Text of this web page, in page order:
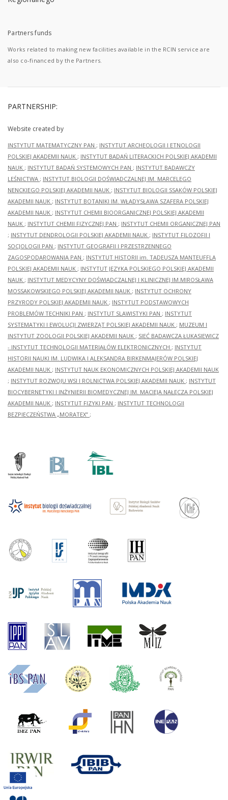
Partners funds
Works related to making new facilities available in the RCIN service are
also co-financed by the Partners.
PARTNERSHIP:
Website created by
INSTYTUT MATEMATYCZNY PAN ; INSTYTUT ARCHEOLOGII I ETNOLOGII
POLSKIEJ AKADEMII NAUK ; INSTYTUT BADAŃ LITERACKICH POLSKIEJ AKADEMII
NAUK ; INSTYTUT BADAŃ SYSTEMOWYCH PAN ; INSTYTUT BADAWCZY
LEŚNICTWA ; INSTYTUT BIOLOGII DOŚWIADCZALNEJ IM. MARCELEGO
NENCKIEGO POLSKIEJ AKADEMII NAUK ; INSTYTUT BIOLOGII SSAKÓW POLSKIEJ
AKADEMII NAUK ; INSTYTUT BOTANIKI IM. WŁADYSŁAWA SZAFERA POLSKIEJ
AKADEMII NAUK ; INSTYTUT CHEMII BIOORGANICZNEJ POLSKIEJ AKADEMII
NAUK ; INSTYTUT CHEMII FIZYCZNEJ PAN ; INSTYTUT CHEMII ORGANICZNEJ PAN
; INSTYTUT DENDROLOGII POLSKIEJ AKADEMII NAUK ; INSTYTUT FILOZOFII I
SOCJOLOGII PAN ; INSTYTUT GEOGRAFII I PRZESTRZENNEGO
ZAGOSPODAROWANIA PAN ; INSTYTUT HISTORII im. TADEUSZA MANTEUFFLA
POLSKIEJ AKADEMII NAUK ; INSTYTUT JĘZYKA POLSKIEGO POLSKIEJ AKADEMII
NAUK ; INSTYTUT MEDYCYNY DOŚWIADCZALNEJ I KLINICZNEJ IM.MIROSŁAWA
MOSSAKOWSKIEGO POLSKIEJ AKADEMII NAUK ; INSTYTUT OCHRONY
PRZYRODY POLSKIEJ AKADEMII NAUK ; INSTYTUT PODSTAWOWYCH
PROBLEMÓW TECHNIKI PAN ; INSTYTUT SLAWISTYKI PAN ; INSTYTUT
SYSTEMATYKI I EWOLUCJI ZWIERZĄT POLSKIEJ AKADEMII NAUK ; MUZEUM I
INSTYTUT ZOOLOGII POLSKIEJ AKADEMII NAUK ; SIEĆ BADAWCZA ŁUKASIEWICZ
- INSTYTUT TECHNOLOGII MATERIAŁÓW ELEKTRONICZNYCH ; INSTYTUT
HISTORII NAUKI IM. LUDWIKA I ALEKSANDRA BIRKENMAJERÓW POLSKIEJ
AKADEMII NAUK ; INSTYTUT NAUK EKONOMICZNYCH POLSKIEJ AKADEMII NAUK
; INSTYTUT ROZWOJU WSI I ROLNICTWA POLSKIEJ AKADEMII NAUK ; INSTYTUT
BIOCYBERNETYKI I INŻYNIERII BIOMEDYCZNEJ IM. MACIEJA NAŁĘCZA POLSKIEJ
AKADEMII NAUK ; INSTYTUT FIZYKI PAN ; INSTYTUT TECHNOLOGII
BEZPIECZEŃSTWA „MORATEX” ;